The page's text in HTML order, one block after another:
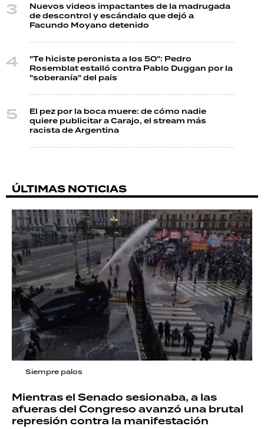
Nuevos videos impactantes de la madrugada
de descontrol y escándalo que dejó a
Facundo Moyano detenido
"Te hiciste peronista a los 50": Pedro
Rosemblat estalló contra Pablo Duggan por la
"soberanía" del país
El pez por la boca muere: de cómo nadie
quiere publicitar a Carajo, el stream más
racista de Argentina
ÚLTIMAS NOTICIAS
Siempre palos
Mientras el Senado sesionaba, a las
afueras del Congreso avanzó una brutal
represión contra la manifestación